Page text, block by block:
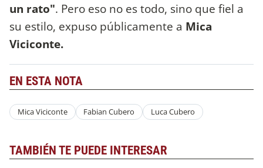
un rato". Pero eso no es todo, sino que fiel a
su estilo, expuso públicamente a Mica
Viciconte.
EN ESTA NOTA
Mica Viciconte Fabian Cubero Luca Cubero
TAMBIÉN TE PUEDE INTERESAR